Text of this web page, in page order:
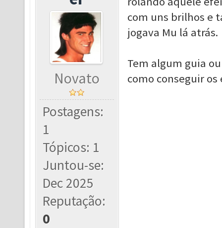
Novato
Postagens:
1
Tópicos: 1
Juntou-se:
Dec 2025
Reputação:
0
com uns brilhos e
jogava Mu lá atrás.
Tem algum guia
como conseguir os